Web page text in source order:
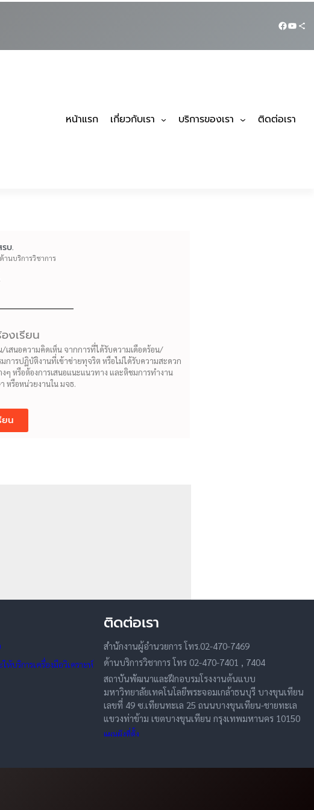
หน้าแรก เกี่ยวกับเรา บริการของเรา ติดต่อเรา
บ.
นบริการวิชาการ
งเรียน
/เสนอความคิดเห็น จากการที่ได้รับความเดือดร้อน/
การปฏิบัติงานที่เข้าข่ายทุจริต หรือไม่ได้รับความสะดวก
งๆ หรือต้องการเสนอแนะแนวทาง และติชมการทำงาน
หรือหน่วยงานใน มจธ.
ยน
ห้บริการเครื่องมือวิเคราะห์
ติดต่อเรา
สำนักงานผู้อำนวยการ โทร.02-470-7469
ด้านบริการวิชาการ โทร 02-470-7401 , 7404
สถาบันพัฒนาและฝึกอบรมโรงงานต้นแบบ
มหาวิทยาลัยเทคโนโลยีพระจอมเกล้าธนบุรี บางขุนเทียน
เลขที่ 49 ซ.เทียนทะเล 25 ถนนบางขุนเทียน-ชายทะเล
แขวงท่าข้าม เขตบางขุนเทียน กรุงเทพมหานคร 10150
แผนผังที่ตั้ง